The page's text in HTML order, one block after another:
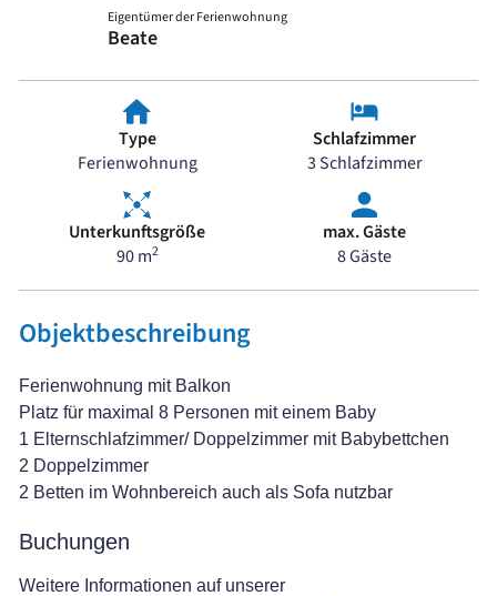
Eigentümer der Ferienwohnung
Beate
Type
Ferienwohnung
Schlafzimmer
3 Schlafzimmer
Unterkunftsgröße
90 m2
max. Gäste
8 Gäste
Objektbeschreibung
Ferienwohnung mit Balkon
Platz für maximal 8 Personen mit einem Baby
1 Elternschlafzimmer/ Doppelzimmer mit Babybettchen
2 Doppelzimmer
2 Betten im Wohnbereich auch als Sofa nutzbar
Buchungen
Weitere Informationen auf unserer